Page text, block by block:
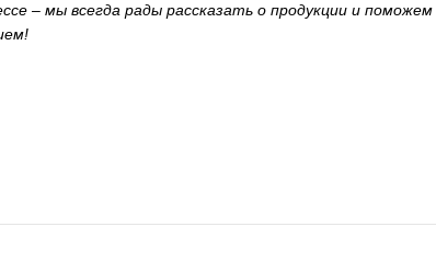
– мы всегда рады рассказать о продукции и